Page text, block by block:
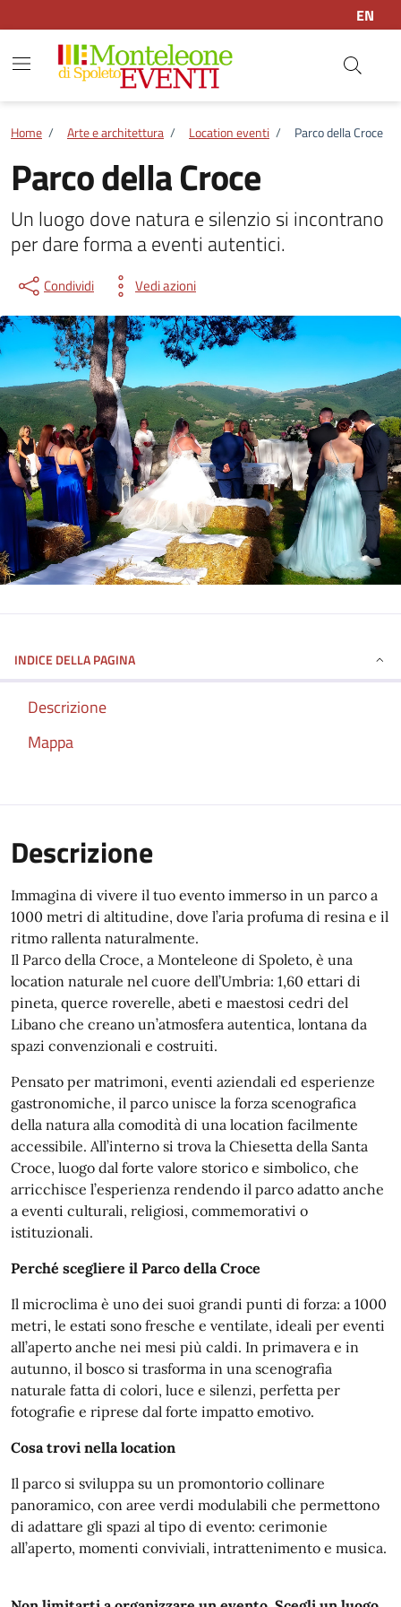
EN
Home / Arte e architettura / Location eventi / Parco della Croce
Parco della Croce
Un luogo dove natura e silenzio si incontrano
per dare forma a eventi autentici.
Condividi Vedi azioni
INDICE DELLA PAGINA
Descrizione
Mappa
Descrizione
Immagina di vivere il tuo evento immerso in un parco a
1000 metri di altitudine, dove l’aria profuma di resina e il
ritmo rallenta naturalmente.
Il Parco della Croce, a Monteleone di Spoleto, è una
location naturale nel cuore dell’Umbria: 1,60 ettari di
pineta, querce roverelle, abeti e maestosi cedri del
Libano che creano un’atmosfera autentica, lontana da
spazi convenzionali e costruiti.
Pensato per matrimoni, eventi aziendali ed esperienze
gastronomiche, il parco unisce la forza scenografica
della natura alla comodità di una location facilmente
accessibile. All’interno si trova la Chiesetta della Santa
Croce, luogo dal forte valore storico e simbolico, che
arricchisce l’esperienza rendendo il parco adatto anche
a eventi culturali, religiosi, commemorativi o
istituzionali.
Perché scegliere il Parco della Croce
Il microclima è uno dei suoi grandi punti di forza: a 1000
metri, le estati sono fresche e ventilate, ideali per eventi
all’aperto anche nei mesi più caldi. In primavera e in
autunno, il bosco si trasforma in una scenografia
naturale fatta di colori, luce e silenzi, perfetta per
fotografie e riprese dal forte impatto emotivo.
Cosa trovi nella location
Il parco si sviluppa su un promontorio collinare
panoramico, con aree verdi modulabili che permettono
di adattare gli spazi al tipo di evento: cerimonie
all’aperto, momenti conviviali, intrattenimento e musica.